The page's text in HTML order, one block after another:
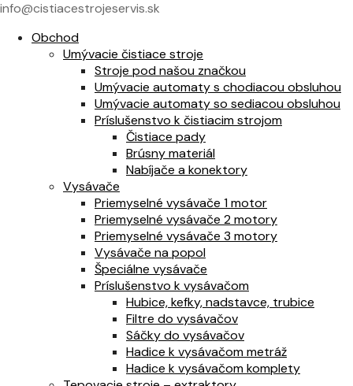
info@cistiacestrojeservis.sk
Obchod
Umývacie čistiace stroje
Stroje pod našou značkou
Umývacie automaty s chodiacou obsluhou
Umývacie automaty so sediacou obsluhou
Príslušenstvo k čistiacim strojom
Čistiace pady
Brúsny materiál
Nabíjače a konektory
Vysávače
Priemyselné vysávače 1 motor
Priemyselné vysávače 2 motory
Priemyselné vysávače 3 motory
Vysávače na popol
Špeciálne vysávače
Príslušenstvo k vysávačom
Hubice, kefky, nadstavce, trubice
Filtre do vysávačov
Sáčky do vysávačov
Hadice k vysávačom metráž
Hadice k vysávačom komplety